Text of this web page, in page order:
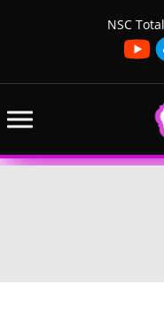
NSC Total